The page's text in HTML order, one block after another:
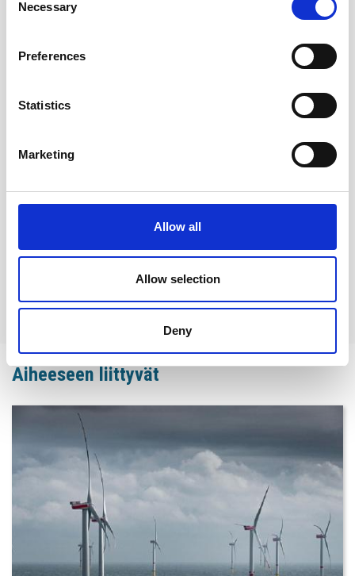
Selection
Necessary
Preferences
Statistics
Marketing
Allow all
Allow selection
Deny
Sähköposti*
Kommentit (0)
Ei kommentteja
Aiheeseen liittyvät